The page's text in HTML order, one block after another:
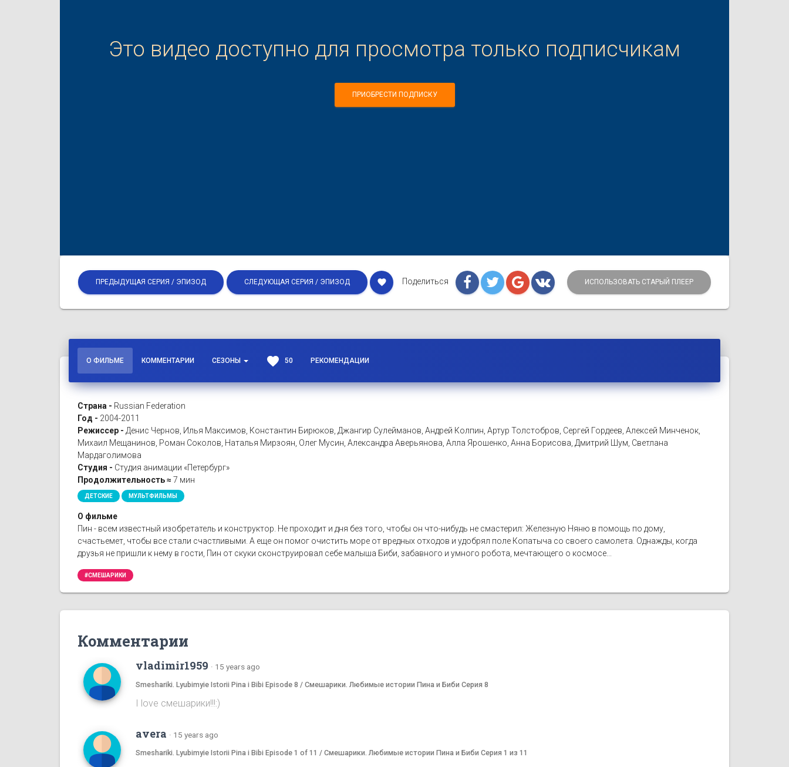
Это видео доступно для просмотра только подписчикам
ПРИОБРЕСТИ ПОДПИСКУ
ПРЕДЫДУЩАЯ СЕРИЯ / ЭПИЗОД СЛЕДУЮЩАЯ СЕРИЯ / ЭПИЗОД favorite Поделиться ИСПОЛЬЗОВАТЬ СТАРЫЙ ПЛЕЕР
О ФИЛЬМЕ КОММЕНТАРИИ СЕЗОНЫ favorite 50 РЕКОМЕНДАЦИИ
Страна - Russian Federation
Год - 2004-2011
Режиссер - Денис Чернов, Илья Максимов, Константин Бирюков, Джангир Сулейманов, Андрей Колпин, Артур Толстобров, Сергей Гордеев, Алексей Минченок,
Михаил Мещанинов, Роман Соколов, Наталья Мирзоян, Олег Мусин, Александра Аверьянова, Алла Ярошенко, Анна Борисова, Дмитрий Шум, Светлана
Мардаголимова
Студия - Студия анимации «Петербург»
Продолжительность ≈ 7 мин
ДЕТСКИЕ МУЛЬТФИЛЬМЫ
О фильме
Пин - всем известный изобретатель и конструктор. Не проходит и дня без того, чтобы он что-нибудь не смастерил: Железную Няню в помощь по дому,
счастьемет, чтобы все стали счастливыми. А еще он помог очистить море от вредных отходов и удобрял поле Копатыча со своего самолета. Однажды, когда
друзья не пришли к нему в гости, Пин от скуки сконструировал себе малыша Биби, забавного и умного робота, мечтающего о космосе...
#СМЕШАРИКИ
Комментарии
vladimir1959 · 15 years ago
Smeshariki. Lyubimyie Istorii Pina i Bibi Episode 8 / Смешарики. Любимые истории Пина и Биби Серия 8
I love смешаpики!!!:)
avera · 15 years ago
Smeshariki. Lyubimyie Istorii Pina i Bibi Episode 1 of 11 / Смешарики. Любимые истории Пина и Биби Серия 1 из 11